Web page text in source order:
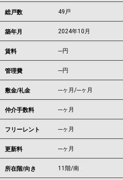
総戸数 49戸
築年月 2024年10月
賃料 ---円
管理費 ---円
敷金/礼金 ---ヶ月/---ヶ月
仲介手数料 ---ヶ月
フリーレント ---ヶ月
更新料 ---ヶ月
所在階/向き 11階/南